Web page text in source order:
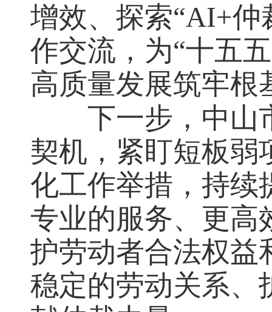
增效、探索“AI+仲
作交流，为“十五
高质量发展筑牢根
下一步，中山
契机，紧盯短板弱
化工作举措，持续
专业的服务、更高
护劳动者合法权益
稳定的劳动关系、